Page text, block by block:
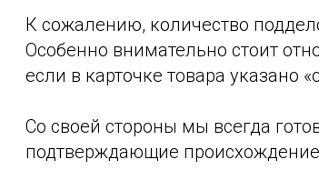
К сожалению, количество
Особенно внимательно стоит
если в карточке товара указано
Со своей стороны мы всегда
подтверждающие